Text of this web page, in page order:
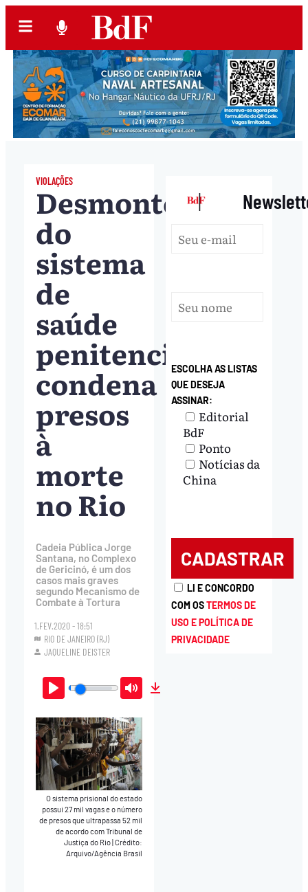
VIOLAÇÕES
Desmonte
do
sistema
de
saúde
penitenciário
condena
presos
à
morte
no Rio
Cadeia Pública Jorge
Santana, no Complexo
de Gericinó, é um dos
casos mais graves
segundo Mecanismo de
Combate à Tortura
1.FEV.2020 - 18:51
RIO DE JANEIRO (RJ)
JAQUELINE DEISTER
Play Mute
O sistema prisional do estado
possui 27 mil vagas e o número
de presos que ultrapassa 52 mil
de acordo com Tribunal de
Justiça do Rio|Crédito:
Arquivo/Agência Brasil
|
ESCOLHA AS LISTAS
QUE DESEJA
ASSINAR:
Editorial
BdF
Ponto
Notícias da
China
LI E CONCORDO
COM OSTERMOS DE
USO E POLÍTICA DE
PRIVACIDADE